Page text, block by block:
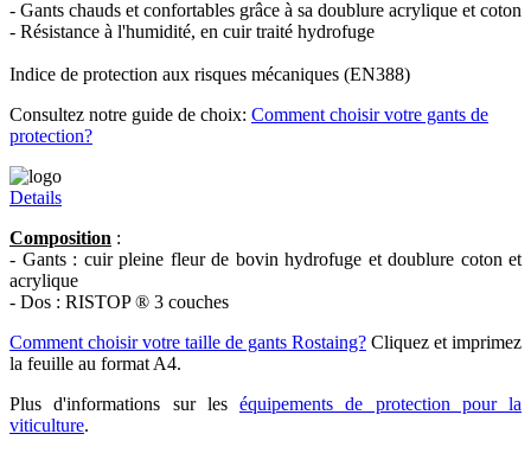
- Gants chauds et confortables grâce à sa doublure acrylique et coton
- Résistance à l'humidité, en cuir traité hydrofuge
Indice de protection aux risques mécaniques (EN388)
Consultez notre guide de choix: Comment choisir votre gants de
protection?
Details
Composition :
- Gants : cuir pleine fleur de bovin hydrofuge et doublure coton et
acrylique
- Dos : RISTOP ® 3 couches
Comment choisir votre taille de gants Rostaing? Cliquez et imprimez
la feuille au format A4.
Plus d'informations sur les équipements de protection pour la
viticulture.